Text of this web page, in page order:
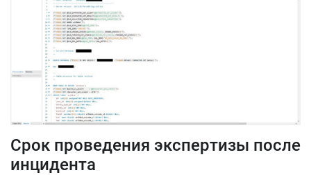
Срок проведения экспертизы после
инцидента